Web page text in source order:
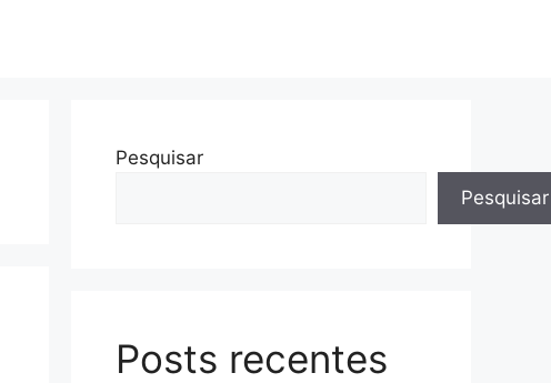
Pesquisar
Pesquisar
Posts recentes